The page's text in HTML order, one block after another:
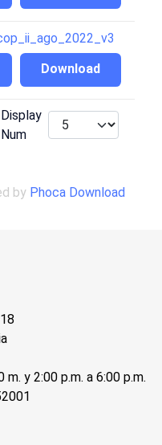
Download
Display
Num
by Phoca Download
m. y 2:00 p.m. a 6:00 p.m.